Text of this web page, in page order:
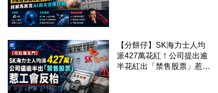
【分餅仔】SK海力士人均
派427萬花紅！公司提出逾
半花紅出「禁售股票」惹工